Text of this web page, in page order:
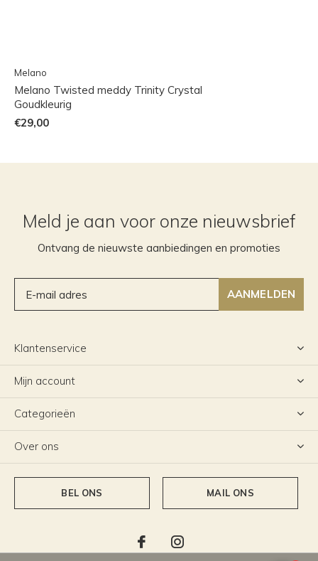
Melano
Melano Twisted meddy Trinity Crystal
Goudkleurig
€29,00
Meld je aan voor onze nieuwsbrief
Ontvang de nieuwste aanbiedingen en promoties
AANMELDEN
Klantenservice
Mijn account
Categorieën
Over ons
BEL ONS MAIL ONS